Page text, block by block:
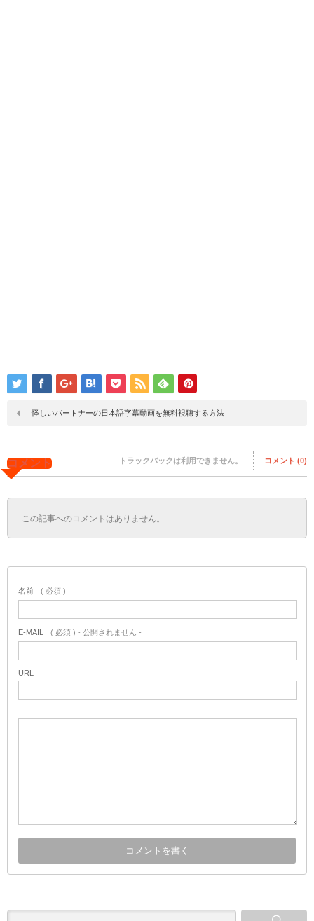
怪しいパートナーの日本語字幕動画を無料視聴する方法
コメント トラックバックは利用できません。 コメント (0)
この記事へのコメントはありません。
名前 ( 必須 )
E-MAIL ( 必須 ) - 公開されません -
URL